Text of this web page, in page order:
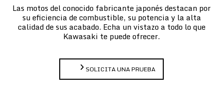
Las motos del conocido fabricante japonés destacan por
su eficiencia de combustible, su potencia y la alta
calidad de sus acabado. Echa un vistazo a todo lo que
Kawasaki te puede ofrecer.
SOLICITA UNA PRUEBA